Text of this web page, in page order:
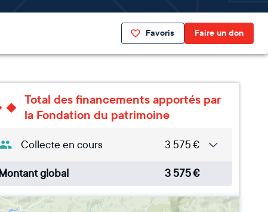
Favoris Faire un don
Total des financements apportés par
la Fondation du patrimoine
Collecte en cours 3 575 €
Montant global 3 575€